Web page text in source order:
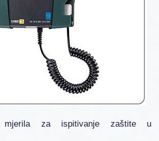
mjerila za ispitivanje zaštite u